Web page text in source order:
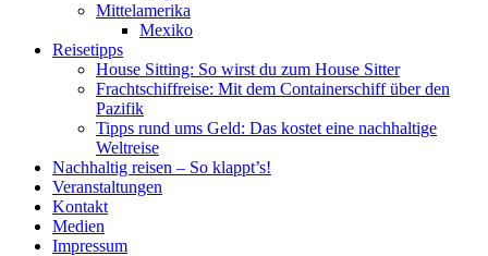
Mittelamerika
Mexiko
Reisetipps
House Sitting: So wirst du zum House Sitter
Frachtschiffreise: Mit dem Containerschiff über den
Pazifik
Tipps rund ums Geld: Das kostet eine nachhaltige
Weltreise
Nachhaltig reisen – So klappt’s!
Veranstaltungen
Kontakt
Medien
Impressum